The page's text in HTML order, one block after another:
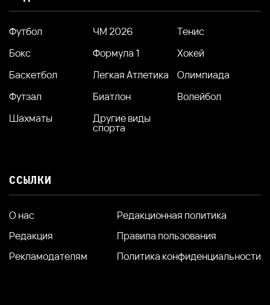
Футбол ЧМ 2026
Тенис
Бокс
Формула 1
Хокей
Баскетбол
Легкая Атлетика
Олимпиада
Футзал
Биатлон
Волейбол
Шахматы
Другие виды
спорта
ССЫЛКИ
О нас
Редакция
Рекламодателям
Редакционная политика
Правила пользования
Политика конфиденциальности